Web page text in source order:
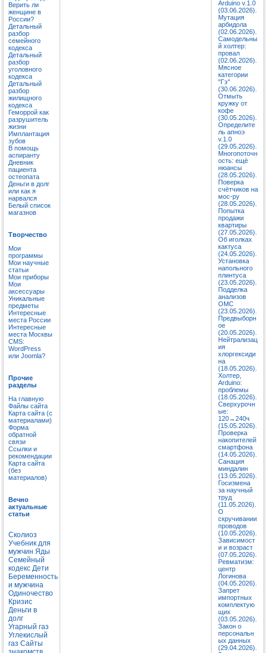
Верить ли
женщине в
России?
Детальный
разбор
семейного
кодекса
Детальный
разбор
уголовного
кодекса
Детальный
разбор
жилищного
кодекса
Геморрой как
разрушитель
жизни
Имплантация
зубов
В помощь
аспиранту
Дневник
пациента
остеопата
Деньги в долг
или как я
нарвался
Белый список
магазнов
Творчество
Мои
программы
Мои научные
статьи
Мои приборы
Мои
аксессуары
Уникальные
предметы
Интересные
места России
Интересные
места Москвы
CMS:
WordPress
или Joomla?
Прочие
разделы
На главную
Файлы сайта
Карта сайта (с
материалами)
Форма
обратной
связи
Ссылки и
рекомендации
Карта сайта
(без
материалов)
Вечно
актуальные
статьи
Сколиоз
Учебник для
мужчин Яды
Семейный
кодекс Дети
Беременность
и мужчина
Одиночество
Кризис
Деньги в
долг
Угарный газ
Углекислый
газ Сайты
Arduino v.1.0
(03.06.2026).
Мутация
арбидола
(02.06.2026).
Самодельны
й холтер:
провал
(02.06.2026).
Мясное
категории
"Гэ"
(30.06.2026).
Отмыть
кружку от
кофе
(30.05.2026).
Определите
ль апноэ
v.1.0
(29.05.2026).
Многопоточн
ость: ещё
нюансы
(28.05.2026).
Поверка
счётчиков на
мос-ру
(28.05.2026).
Попытка
продажи
квартиры
(27.05.2026).
Об иголках
кактуса
(24.05.2026).
Установка
напольного
плинтуса
(23.05.2026).
Подделка
анализов
ОМС
(23.05.2026).
Предвыборн
ое
(20.05.2026).
Нейтрализац
ия
хлоргексиди
на
(18.05.2026).
Холтер,
Arduino:
проблемы
(18.05.2026).
Сверхурочн
ые:
120→240ч
(15.05.2026).
Проверка
накопителей
смартфона
(14.05.2026).
Санация
миндалин
(13.05.2026).
Госизмена
за научный
труд
(11.05.2026).
О
скручивании
проводов
(10.05.2026).
Зависимост
и и возраст
(07.05.2026).
Ревматизм:
центр
Логинова
(04.05.2026).
Запрет
импортных
комплектую
щих
(03.05.2026).
Закон о
персональн
ых данных
(29.04.2026).